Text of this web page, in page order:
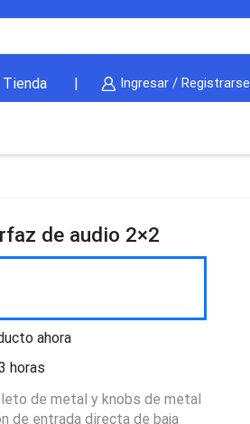
Tienda Ingresar / Registrarse
de audio 2×2
ahora
horas
de metal y knobs de metal
de entrada directa de baja